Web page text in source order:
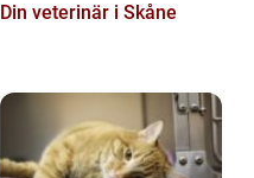
Din veterinär i Skåne